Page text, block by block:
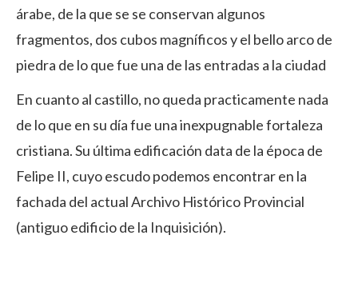
árabe, de la que se se conservan algunos
fragmentos, dos cubos magníficos y el bello arco de
piedra de lo que fue una de las entradas a la ciudad
En cuanto al castillo, no queda practicamente nada
de lo que en su día fue una inexpugnable fortaleza
cristiana. Su última edificación data de la época de
Felipe II, cuyo escudo podemos encontrar en la
fachada del actual Archivo Histórico Provincial
(antiguo edificio de la Inquisición).